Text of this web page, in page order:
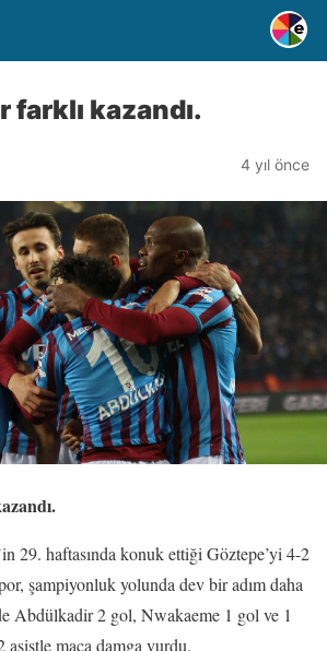
farklı kazandı.
4 yıl önce
29. haftasında konuk ettiği Göztepe’yi 4-2
şampiyonluk yolunda dev bir adım daha
Abdülkadir 2 gol, Nwakaeme 1 gol ve 1
asistle maça damga vurdu.